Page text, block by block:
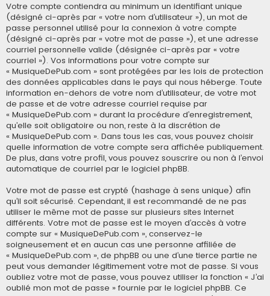
Votre compte contiendra au minimum un identifiant unique
(désigné ci-après par « votre nom d’utilisateur »), un mot de
passe personnel utilisé pour la connexion à votre compte
(désigné ci-après par « votre mot de passe »), et une adresse
courriel personnelle valide (désignée ci-après par « votre
courriel »). Vos informations pour votre compte sur
« MusiqueDePub.com » sont protégées par les lois de protection
des données applicables dans le pays qui nous héberge. Toute
information en-dehors de votre nom d’utilisateur, de votre mot
de passe et de votre adresse courriel requise par
« MusiqueDePub.com » durant la procédure d’enregistrement,
qu’elle soit obligatoire ou non, reste à la discrétion de
« MusiqueDePub.com ». Dans tous les cas, vous pouvez choisir
quelle information de votre compte sera affichée publiquement.
De plus, dans votre profil, vous pouvez souscrire ou non à l’envoi
automatique de courriel par le logiciel phpBB.
Votre mot de passe est crypté (hashage à sens unique) afin
qu’il soit sécurisé. Cependant, il est recommandé de ne pas
utiliser le même mot de passe sur plusieurs sites Internet
différents. Votre mot de passe est le moyen d’accès à votre
compte sur « MusiqueDePub.com », conservez-le
soigneusement et en aucun cas une personne affiliée de
« MusiqueDePub.com », de phpBB ou une d’une tierce partie ne
peut vous demander légitimement votre mot de passe. Si vous
oubliez votre mot de passe, vous pouvez utiliser la fonction « J’ai
oublié mon mot de passe » fournie par le logiciel phpBB. Ce